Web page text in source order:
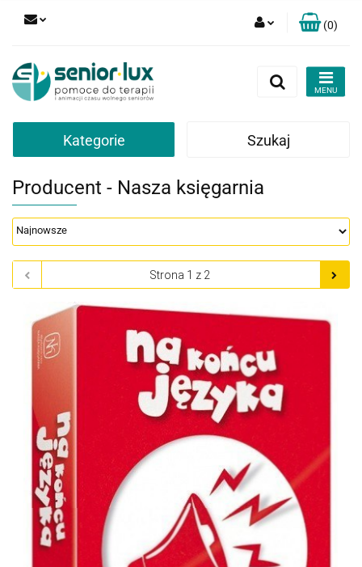
Zarejestruj się
Zgody cookies
(0)
Kategorie Szukaj
Producent - Nasza księgarnia